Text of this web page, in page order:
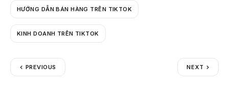
HƯỚNG DẪN BÁN HÀNG TRÊN TIKTOK
KINH DOANH TRÊN TIKTOK
PREVIOUS NEXT